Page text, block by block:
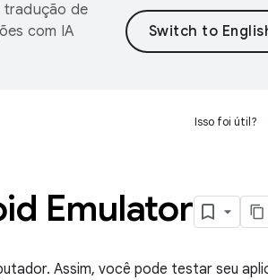
tradução de
com IA
Isso foi útil?
Emulator
Assim, você pode testar seu